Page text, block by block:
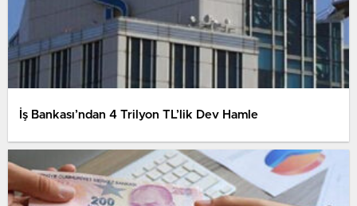
İş Bankası’ndan 4 Trilyon TL’lik Dev Hamle